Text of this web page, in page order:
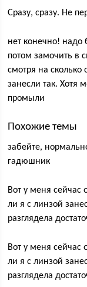
Сразу, сразу. Не
нет конечно! надо
потом замочить в
смотря на сколько
занесли так. Хотя
промыли
Похожие темы
забейте,
гадюшник
Вот у меня сейчас
ли я с линзой
разглядела
Вот у меня сейчас
ли я с линзой
разглядела